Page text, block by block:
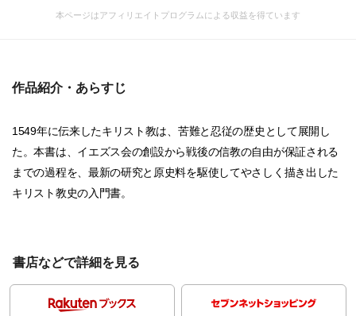
本ページはアフィリエイトプログラムによる収益を得ています
作品紹介・あらすじ
1549年に伝来したキリスト教は、苦難と忍従の歴史として展開し
た。本書は、イエズス会の創設から戦後の信教の自由が保証される
までの過程を、最新の研究と原史料を駆使してやさしく描き出した
キリスト教史の入門書。
書店などで詳細を見る